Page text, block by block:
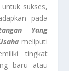
sukses,
pada
Yang
meliputi
tingkat
baru atau